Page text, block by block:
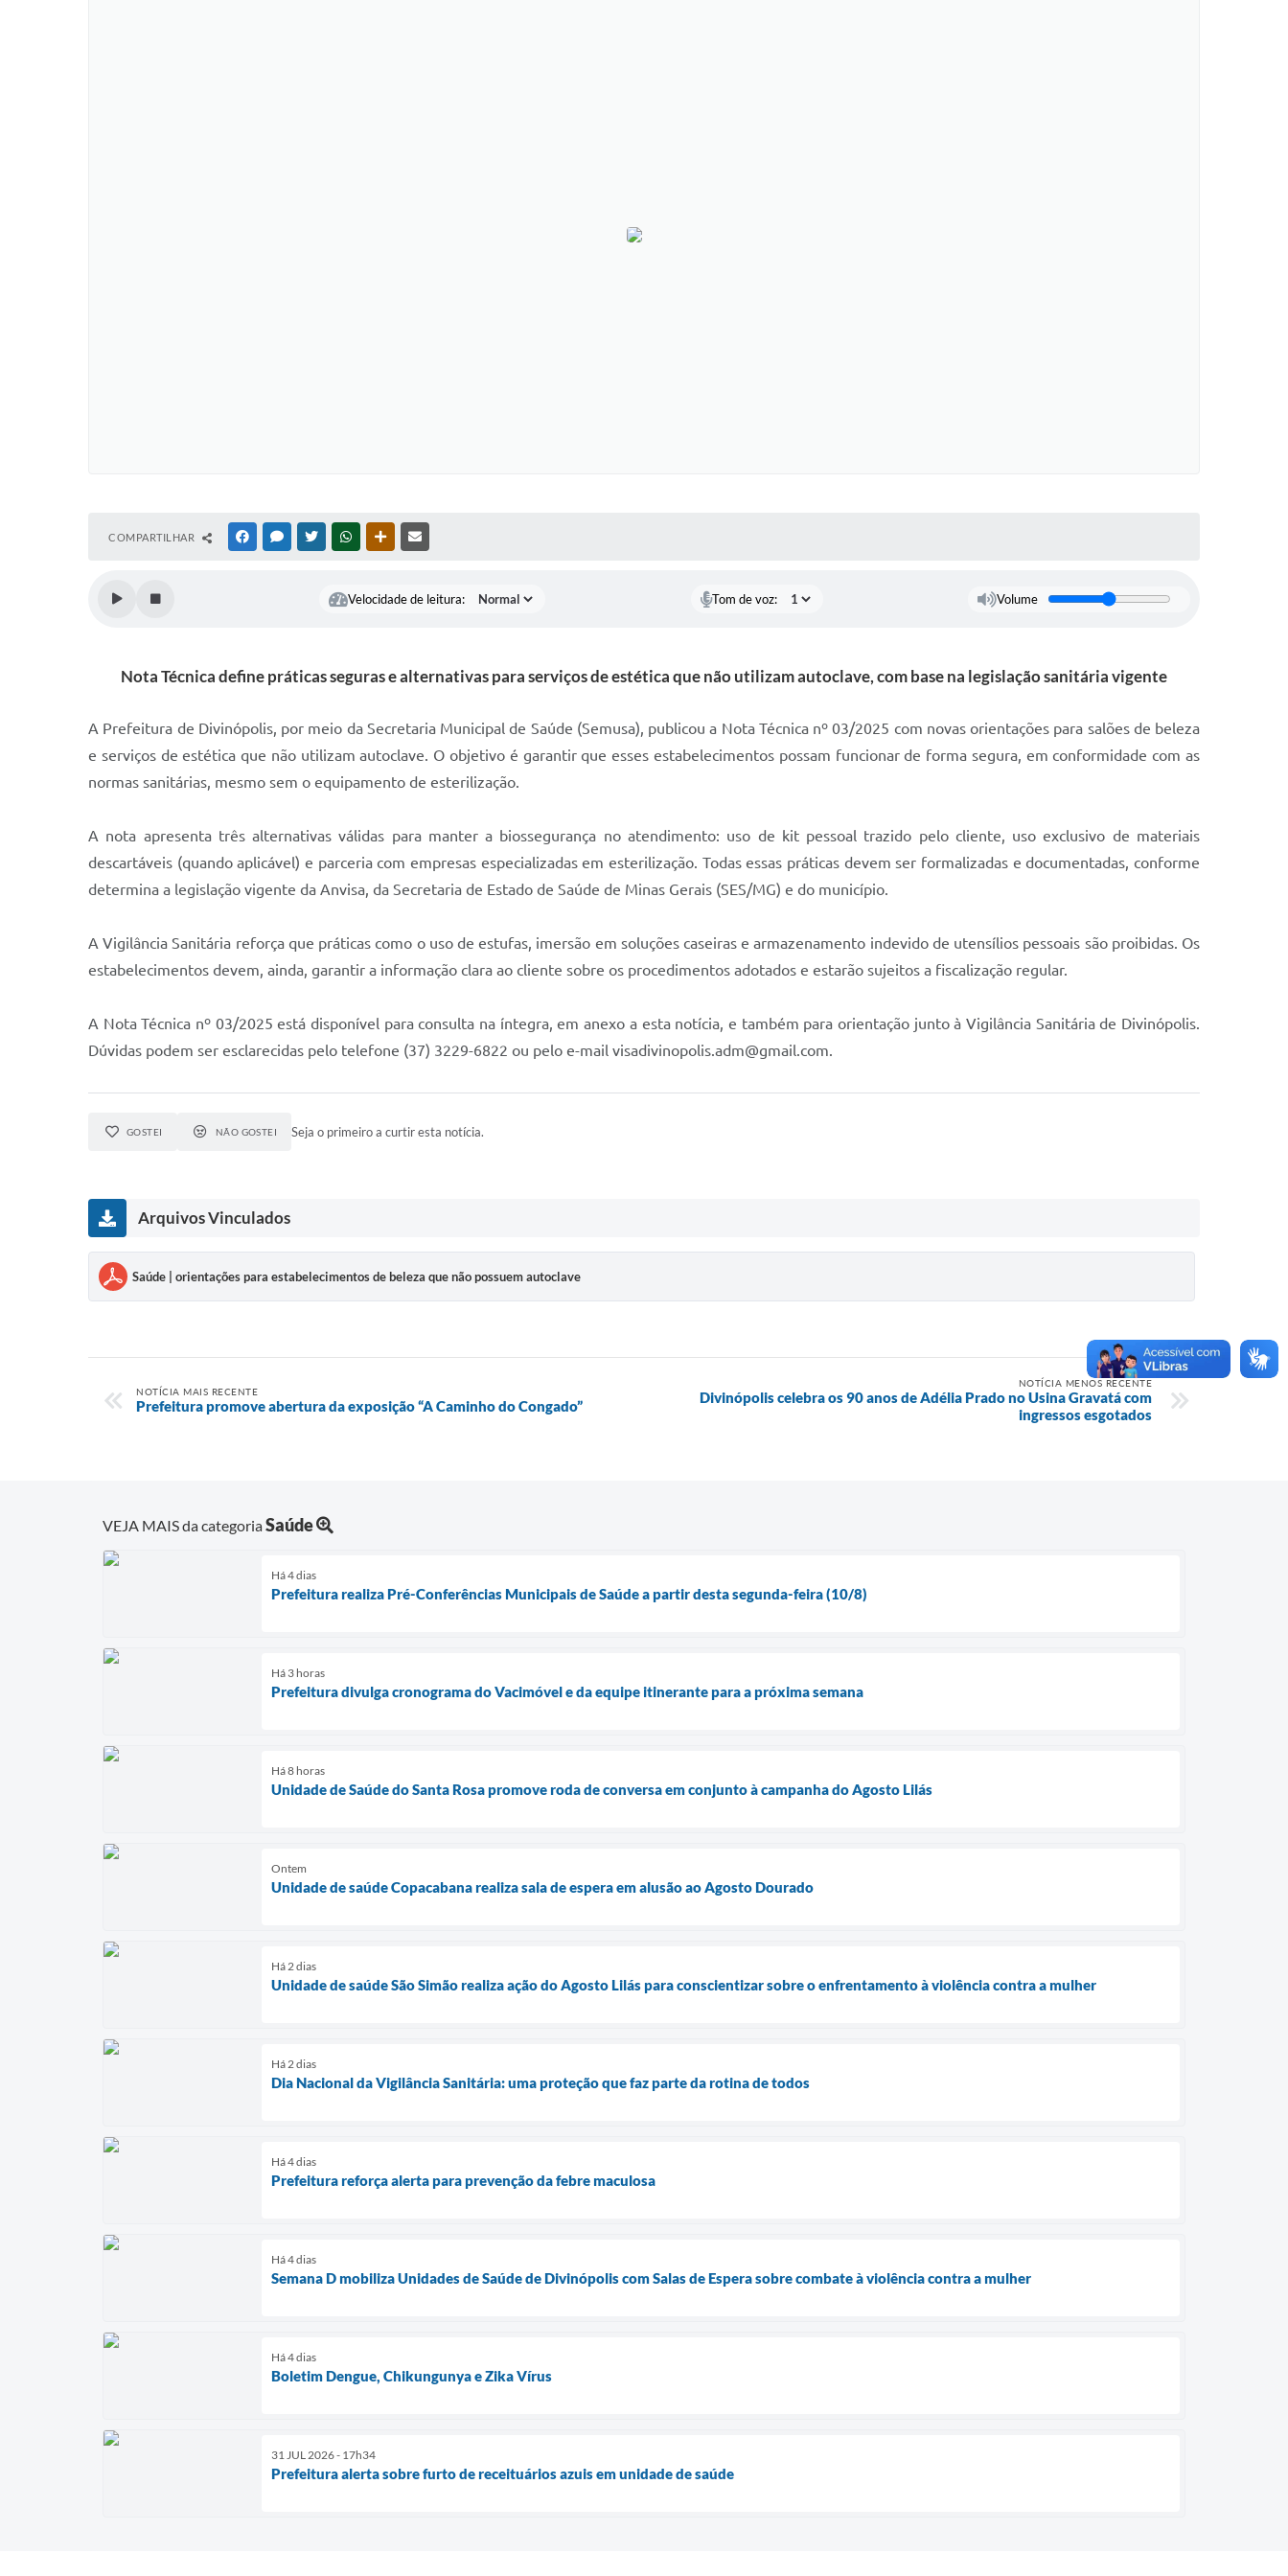
COMPARTILHAR FACEBOOKMESSENGER
TWITTERWHATSAPPOUTRAS MÍDIAS
Velocidade de leitura: Tom de voz: Volume
Nota Técnica define práticas seguras e alternativas para serviços de estética que não utilizam autoclave, com base na legislação sanitária vigente
A Prefeitura de Divinópolis, por meio da Secretaria Municipal de Saúde (Semusa), publicou a Nota Técnica nº 03/2025 com novas orientações para salões de beleza
e serviços de estética que não utilizam autoclave. O objetivo é garantir que esses estabelecimentos possam funcionar de forma segura, em conformidade com as
normas sanitárias, mesmo sem o equipamento de esterilização.
A nota apresenta três alternativas válidas para manter a biossegurança no atendimento: uso de kit pessoal trazido pelo cliente, uso exclusivo de materiais
descartáveis (quando aplicável) e parceria com empresas especializadas em esterilização. Todas essas práticas devem ser formalizadas e documentadas, conforme
determina a legislação vigente da Anvisa, da Secretaria de Estado de Saúde de Minas Gerais (SES/MG) e do município.
A Vigilância Sanitária reforça que práticas como o uso de estufas, imersão em soluções caseiras e armazenamento indevido de utensílios pessoais são proibidas. Os
estabelecimentos devem, ainda, garantir a informação clara ao cliente sobre os procedimentos adotados e estarão sujeitos a fiscalização regular.
A Nota Técnica nº 03/2025 está disponível para consulta na íntegra, em anexo a esta notícia, e também para orientação junto à Vigilância Sanitária de Divinópolis.
Dúvidas podem ser esclarecidas pelo telefone (37) 3229-6822 ou pelo e-mail visadivinopolis.adm@gmail.com.
GOSTEI NÃO GOSTEI Seja o primeiro a curtir esta notícia.
Arquivos Vinculados
Saúde | orientações para estabelecimentos de beleza que não possuem autoclave
NOTÍCIA MAIS RECENTE
Prefeitura promove abertura da exposição “A Caminho do Congado”
NOTÍCIA MENOS RECENTE
Divinópolis celebra os 90 anos de Adélia Prado no Usina Gravatá com
ingressos esgotados
VEJA MAIS da categoriaSaúde
Há 4 dias
Prefeitura realiza Pré-Conferências Municipais de Saúde a partir desta segunda-feira (10/8)
Há 3 horas
Prefeitura divulga cronograma do Vacimóvel e da equipe itinerante para a próxima semana
Há 8 horas
Unidade de Saúde do Santa Rosa promove roda de conversa em conjunto à campanha do Agosto Lilás
Ontem
Unidade de saúde Copacabana realiza sala de espera em alusão ao Agosto Dourado
Há 2 dias
Unidade de saúde São Simão realiza ação do Agosto Lilás para conscientizar sobre o enfrentamento à violência contra a mulher
Há 2 dias
Dia Nacional da Vigilância Sanitária: uma proteção que faz parte da rotina de todos
Há 4 dias
Prefeitura reforça alerta para prevenção da febre maculosa
Há 4 dias
Semana D mobiliza Unidades de Saúde de Divinópolis com Salas de Espera sobre combate à violência contra a mulher
Há 4 dias
Boletim Dengue, Chikungunya e Zika Vírus
31 JUL 2026 - 17h34
Prefeitura alerta sobre furto de receituários azuis em unidade de saúde